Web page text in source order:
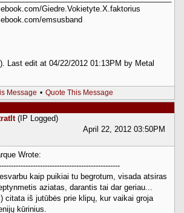
Giedre.Vokietyte.X.faktorius
emsusband
Last edit at 04/22/2012 01:13PM by Metal
Message • Quote This Message
(IP Logged)
April 22, 2012 03:50PM
Wrote:
kaip puikiai tu begrotum, visada atsiras
aziatas, darantis tai dar geriau...
citata iš jutūbės prie klipų, kur vaikai groja
kūrinius.